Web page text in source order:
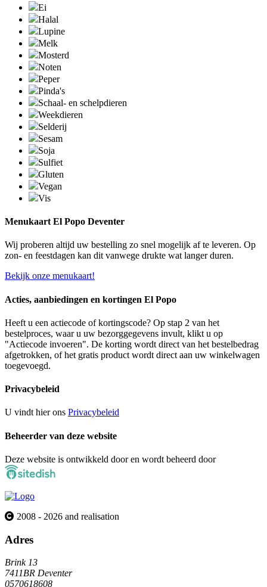
Ei
Halal
Lupine
Melk
Mosterd
Noten
Peper
Pinda's
Schaal- en schelpdieren
Weekdieren
Selderij
Sesam
Soja
Sulfiet
Gluten
Vegan
Vis
Menukaart El Popo Deventer
Wij proberen altijd uw bestelling zo snel mogelijk af te leveren. Op
zon- en feestdagen kan dit vanwege drukte wat langer duren.
Bekijk onze menukaart!
Acties, aanbiedingen en kortingen El Popo
Heeft u een actiecode of kortingscode? Op stap 2 van het
bestelproces, waar u uw bezorggegevens invult, klikt u op
"Actiecode invoeren". De korting wordt direct van het bestelbedrag
afgetrokken, of het gratis product wordt direct aan uw winkelwagen
toegevoegd.
Privacybeleid
U vindt hier ons Privacybeleid
Beheerder van deze website
Deze website is ontwikkeld door en wordt beheerd door
2008 - 2026 and realisation
Adres
Brink 13
7411BR Deventer
0570618608